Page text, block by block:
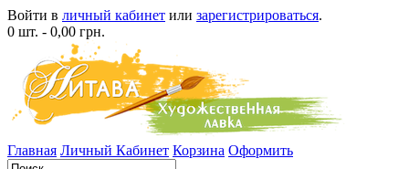
Войти в личный кабинет или зарегистрироваться.
0 шт. - 0,00 грн.
Главная Личный Кабинет Корзина Оформить